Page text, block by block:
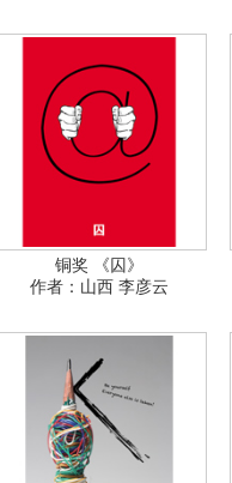
铜奖 《囚》
作者：山西 李彦云